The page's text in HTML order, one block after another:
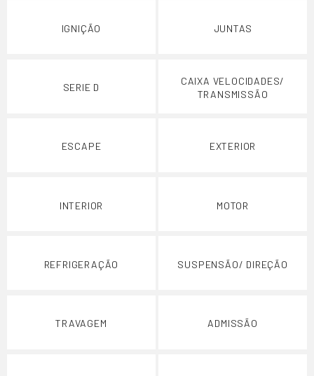
IGNIÇÃO JUNTAS
SERIE D
CAIXA VELOCIDADES/
TRANSMISSÃO
ESCAPE EXTERIOR
INTERIOR MOTOR
REFRIGERAÇÃO SUSPENSÃO/ DIREÇÃO
TRAVAGEM ADMISSÃO